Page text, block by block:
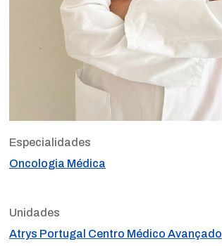
Especialidades
Oncologia Médica
Unidades
Atrys Portugal Centro Médico Avançado